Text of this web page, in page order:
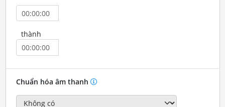
thành
Chuẩn hóa âm thanh